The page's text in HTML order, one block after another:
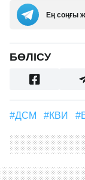
Ең соңғы
БӨЛІСУ
#ДСМ #КВИ